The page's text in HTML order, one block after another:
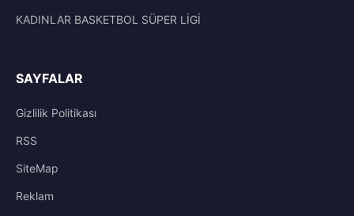
KADINLAR BASKETBOL SÜPER LİGİ
SAYFALAR
Gizlilik Politikası
RSS
SiteMap
Reklam